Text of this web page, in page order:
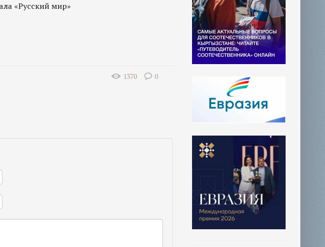
«Русский мир»
1370
0